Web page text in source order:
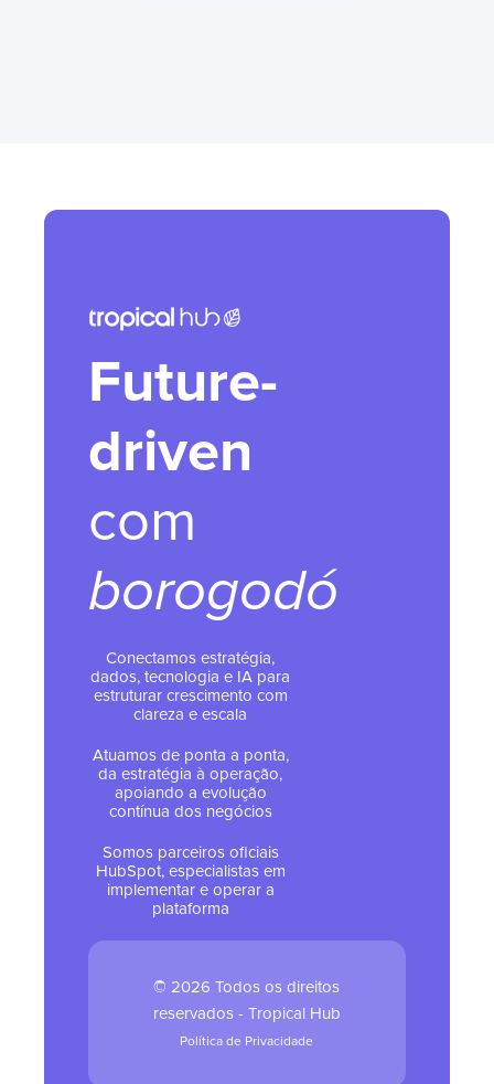
Future-
driven
com
borogodó
Conectamos estratégia,
dados, tecnologia e IA para
estruturar crescimento com
clareza e escala
Atuamos de ponta a ponta,
da estratégia à operação,
apoiando a evolução
contínua dos negócios
Somos parceiros oficiais
HubSpot, especialistas em
implementar e operar a
plataforma
© 2026 Todos os direitos
reservados - Tropical Hub
Política de Privacidade